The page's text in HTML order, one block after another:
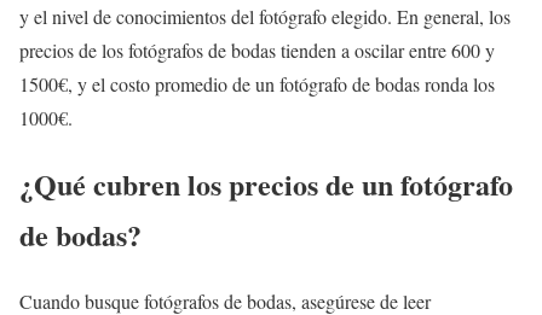
y el nivel de conocimientos del fotógrafo elegido. En general, los
precios de los fotógrafos de bodas tienden a oscilar entre 600 y
1500€, y el costo promedio de un fotógrafo de bodas ronda los
1000€.
¿Qué cubren los precios de un fotógrafo
de bodas?
Cuando busque fotógrafos de bodas, asegúrese de leer